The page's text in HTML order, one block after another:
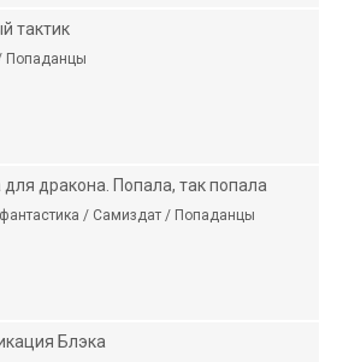
тактик
Попаданцы
дракона. Попала, так попала
/ Самиздат / Попаданцы
Блэка